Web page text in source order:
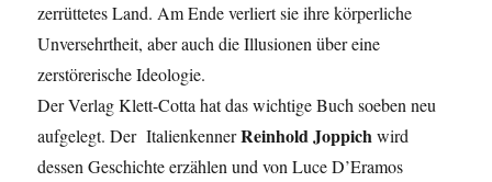
zerrüttetes Land. Am Ende verliert sie ihre körperliche
Unversehrtheit, aber auch die Illusionen über eine
zerstörerische Ideologie.
Der Verlag Klett-Cotta hat das wichtige Buch soeben neu
aufgelegt. Der ItalienkennerReinhold Joppichwird
dessen Geschichte erzählen und von Luce D’Eramos